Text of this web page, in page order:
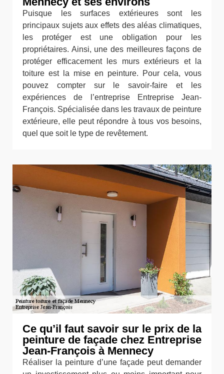
Puisque les surfaces extérieures sont les
principaux sujets aux effets des aléas climatiques,
les protéger est une obligation pour les
propriétaires. Ainsi, une des meilleures façons de
protéger efficacement les murs extérieurs et la
toiture est la mise en peinture. Pour cela, vous
pouvez compter sur le savoir-faire et les
expériences de l’entreprise Entreprise Jean-
François. Spécialisée dans les travaux de peinture
extérieure, elle peut répondre à tous vos besoins,
quel que soit le type de revêtement.
Ce qu’il faut savoir sur le prix de la
peinture de façade chez Entreprise
Jean-François à Mennecy
Réaliser la peinture d’une façade peut demander